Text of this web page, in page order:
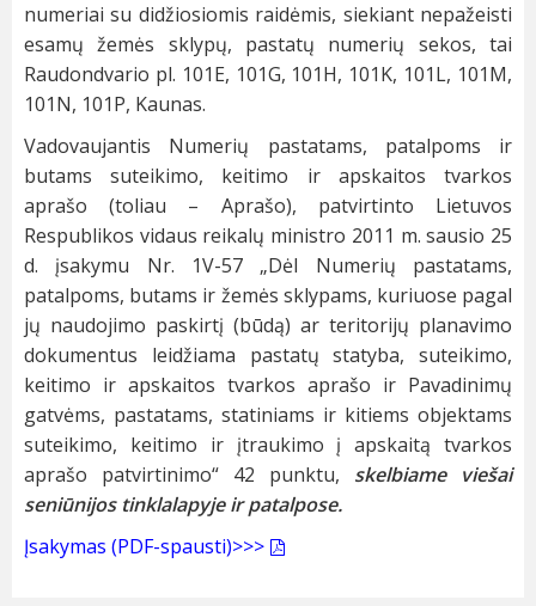
numeriai su didžiosiomis raidėmis, siekiant nepažeisti
esamų žemės sklypų, pastatų numerių sekos, tai
Raudondvario pl. 101E, 101G, 101H, 101K, 101L, 101M,
101N, 101P, Kaunas.
Vadovaujantis Numerių pastatams, patalpoms ir
butams suteikimo, keitimo ir apskaitos tvarkos
aprašo (toliau – Aprašo), patvirtinto Lietuvos
Respublikos vidaus reikalų ministro 2011 m. sausio 25
d. įsakymu Nr. 1V-57 „Dėl Numerių pastatams,
patalpoms, butams ir žemės sklypams, kuriuose pagal
jų naudojimo paskirtį (būdą) ar teritorijų planavimo
dokumentus leidžiama pastatų statyba, suteikimo,
keitimo ir apskaitos tvarkos aprašo ir Pavadinimų
gatvėms, pastatams, statiniams ir kitiems objektams
suteikimo, keitimo ir įtraukimo į apskaitą tvarkos
aprašo patvirtinimo“ 42 punktu, skelbiame viešai
seniūnijos tinklalapyje ir patalpose.
Įsakymas (PDF-spausti)>>>